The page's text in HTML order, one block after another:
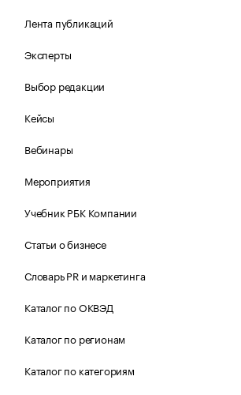
Лента публикаций
Эксперты
Выбор редакции
Кейсы
Вебинары
Мероприятия
Учебник РБК Компании
Статьи о бизнесе
Словарь PR и маркетинга
Каталог по ОКВЭД
Каталог по регионам
Каталог по категориям